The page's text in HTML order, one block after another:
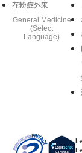
花粉症外来
General Medicine
(Select
Language)